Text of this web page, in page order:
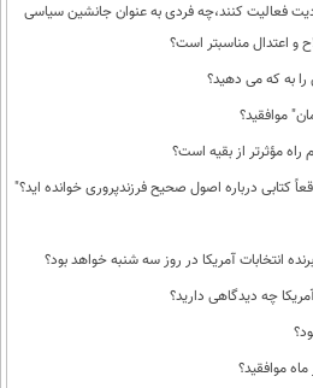
فعالیت کنند،چه فردی به عنوان جانشین سیاسی
و اعتدال مناسبتر است؟
به که می دهید؟
موافقید؟
راه مؤثرتر از بقیه است؟
کتابی درباره اصول صحیح فرزندپروری خوانده اید؟"
انتخابات آمریکا در روز سه شنبه خواهد بود؟
چه دیدگاهی دارید؟
موافقید؟